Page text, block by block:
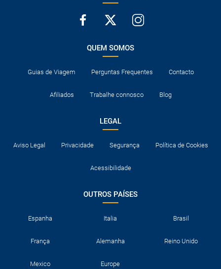
QUEM SOMOS
Guias de Viagem Perguntas Frequentes Contacto
Afiliados Trabalhe connosco Blog
LEGAL
Aviso Legal Privacidade Segurança Política de Cookies
Acessibilidade
OUTROS PAÍSES
Espanha Italia Brasil
França Alemanha Reino Unido
Mexico Europe